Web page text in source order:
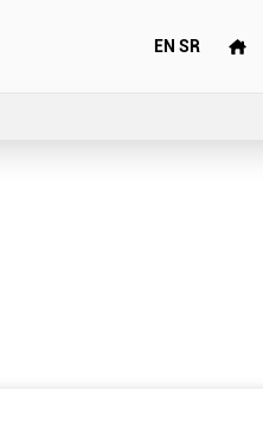
EN SR